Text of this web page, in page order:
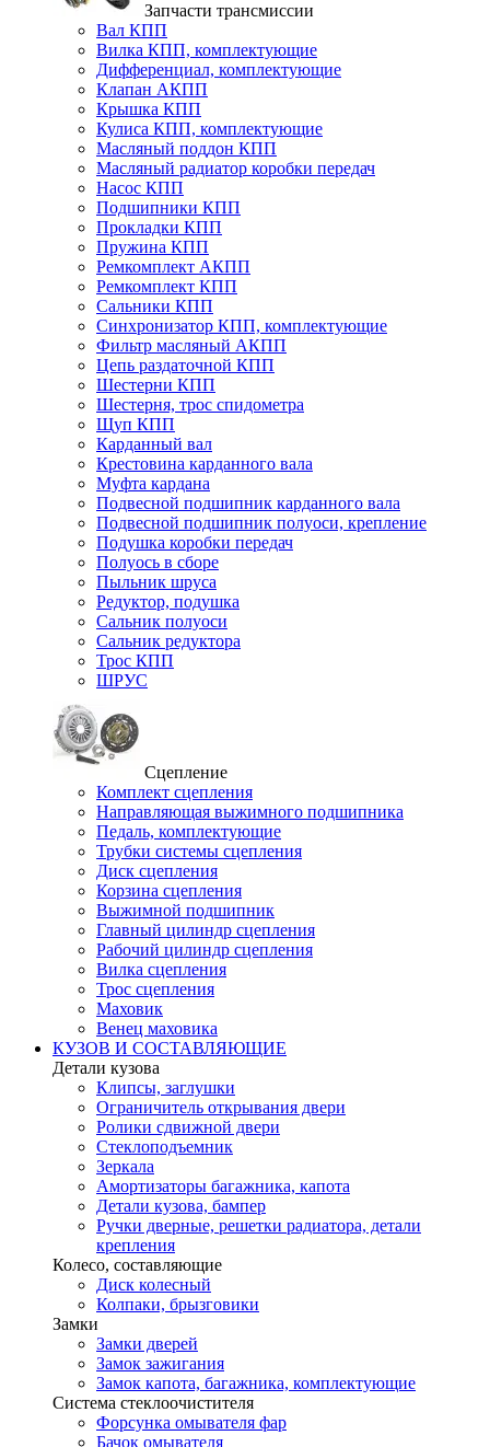
Запчасти трансмиссии
Вал КПП
Вилка КПП, комплектующие
Дифференциал, комплектующие
Клапан АКПП
Крышка КПП
Кулиса КПП, комплектующие
Масляный поддон КПП
Масляный радиатор коробки передач
Насос КПП
Подшипники КПП
Прокладки КПП
Пружина КПП
Ремкомплект АКПП
Ремкомплект КПП
Сальники КПП
Синхронизатор КПП, комплектующие
Фильтр масляный АКПП
Цепь раздаточной КПП
Шестерни КПП
Шестерня, трос спидометра
Щуп КПП
Карданный вал
Крестовина карданного вала
Муфта кардана
Подвесной подшипник карданного вала
Подвесной подшипник полуоси, крепление
Подушка коробки передач
Полуось в сборе
Пыльник шруса
Редуктор, подушка
Сальник полуоси
Сальник редуктора
Трос КПП
ШРУС
Сцепление
Комплект сцепления
Направляющая выжимного подшипника
Педаль, комплектующие
Трубки системы сцепления
Диск сцепления
Корзина сцепления
Выжимной подшипник
Главный цилиндр сцепления
Рабочий цилиндр сцепления
Вилка сцепления
Трос сцепления
Маховик
Венец маховика
КУЗОВ И СОСТАВЛЯЮЩИЕ
Детали кузова
Клипсы, заглушки
Ограничитель открывания двери
Ролики сдвижной двери
Стеклоподъемник
Зеркала
Амортизаторы багажника, капота
Детали кузова, бампер
Ручки дверные, решетки радиатора, детали
крепления
Колесо, составляющие
Диск колесный
Колпаки, брызговики
Замки
Замки дверей
Замок зажигания
Замок капота, багажника, комплектующие
Система стеклоочистителя
Форсунка омывателя фар
Бачок омывателя